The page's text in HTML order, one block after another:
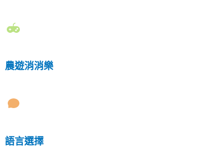
農遊消消樂
語言選擇